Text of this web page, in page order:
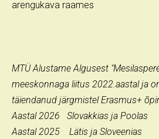
arengukava raames
MTÜ Alustame Algusest
meeskonnaga liitus 2022.aastal ja
täiendanud järgmistel Erasmus+
Aastal 2026 Slovakkias ja Poolas
Aastal 2025 Lätis ja Sloveenias